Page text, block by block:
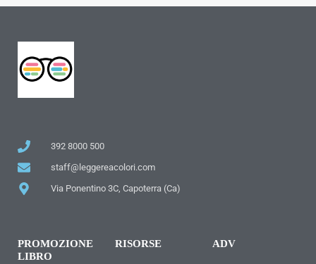
392 8000 500
staff@leggereacolori.com
Via Ponentino 3C, Capoterra (Ca)
PROMOZIONE
LIBRO
RISORSE ADV